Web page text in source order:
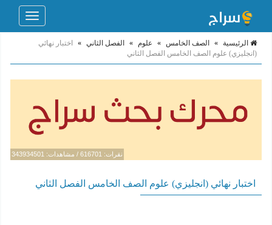
Toggle
الرئيسية » الصف الخامس » علوم » الفصل الثاني »
اختبار نهائي
(انجليزي) علوم الصف الخامس الفصل الثاني
نقرات: 616701 / مشاهدات: 343934501
اختبار نهائي (انجليزي) علوم الصف الخامس الفصل الثاني